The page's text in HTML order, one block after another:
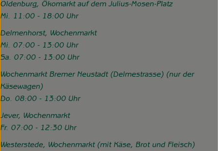
Oldenburg, Ökomarkt auf dem Julius-Mosen-Platz
Mi. 11:00 - 18:00 Uhr
Delmenhorst, Wochenmarkt
Mi. 07:00 - 13:00 Uhr
Sa. 07:00 - 13:00 Uhr
Wochenmarkt Bremer Neustadt (Delmestrasse) (nur der
Käsewagen)
Do. 08:00 - 13:00 Uhr
Jever, Wochenmarkt
Fr. 07:00 - 12:30 Uhr
Westerstede, Wochenmarkt (mit Käse, Brot und Fleisch)